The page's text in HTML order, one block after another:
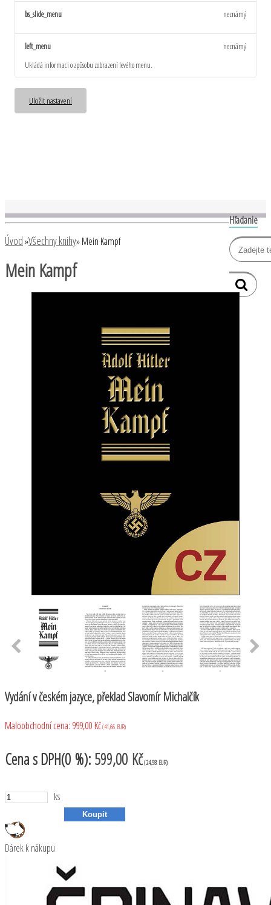
bs_slide_menu neznámý
left_menu
Ukládá informaci o způsobu zobrazení levého menu.
neznámý
Uložit nastavení
Hľadanie
Úvod»Všechny knihy»Mein Kampf
Mein Kampf
Vydání v českém jazyce, překlad Slavomír Michalčík
Maloobchodní cena: 999,00 Kč(41,66 EUR)
Cenas DPH(0 %): 599,00 Kč(24,98 EUR)
ks
Dárek k nákupu